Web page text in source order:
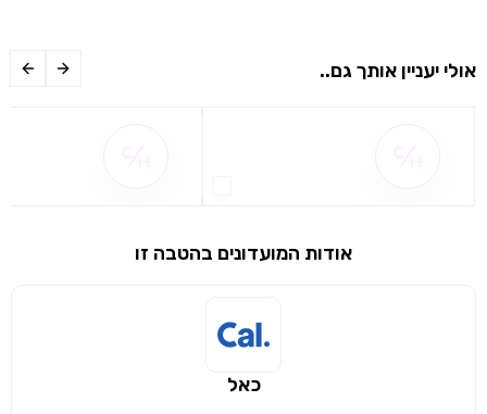
שיתוף
שימו לב!
מימוש הטבה זו ניתן רק לחברי
הבנתי, המשך לאתר
אולי יעניין אותך גם..
אודות המועדונים בהטבה זו
כאל